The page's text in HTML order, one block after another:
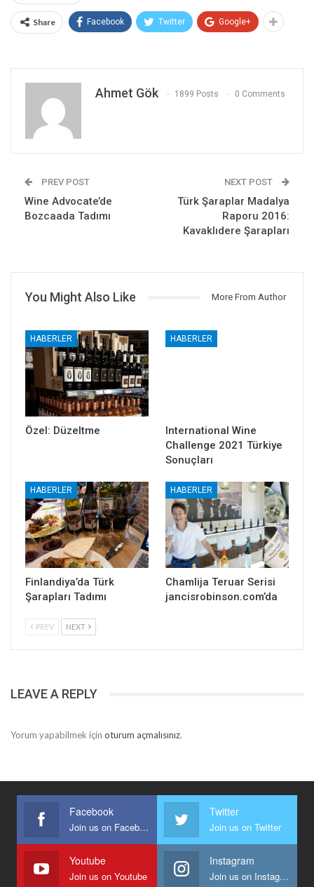
Share Facebook Twitter Google+
Ahmet Gök 1899 Posts 0 Comments
PREV POST
Wine Advocate’de
Bozcaada Tadımı
NEXT POST
Türk Şaraplar Madalya
Raporu 2016:
Kavaklıdere Şarapları
You Might Also Like More From Author
HABERLER
Özel: Düzeltme
HABERLER
International Wine
Challenge 2021 Türkiye
Sonuçları
HABERLER
Finlandiya’da Türk
Şarapları Tadımı
HABERLER
Chamlija Teruar Serisi
jancisrobinson.com’da
PREV NEXT
LEAVE A REPLY
Yorum yapabilmek için oturum açmalısınız.
Facebook
Join us on Facebook
Twitter
Join us on Twitter
Youtube
Join us on Youtube
Instagram
Join us on Instagram